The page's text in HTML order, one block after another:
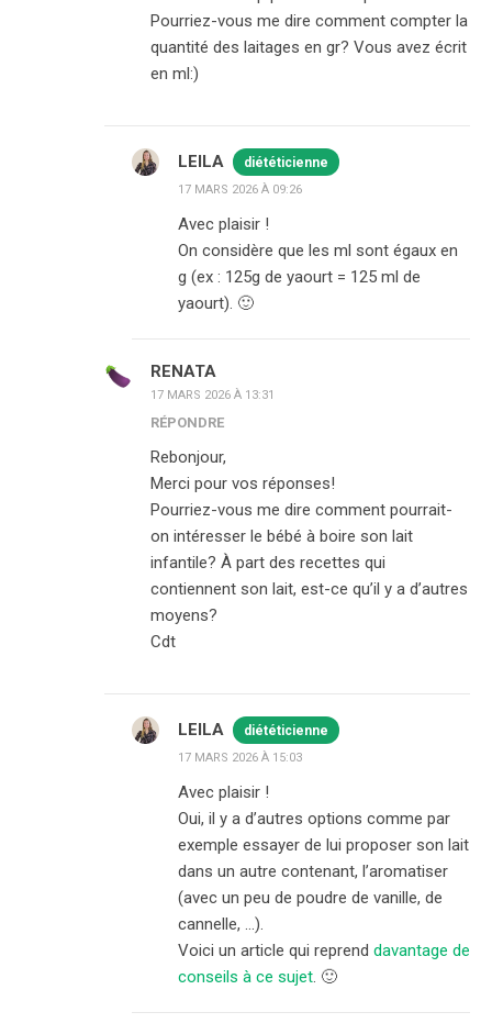
Pourriez-vous me dire comment compter la
quantité des laitages en gr? Vous avez écrit
en ml:)
LEILA diététicienne
17 MARS 2026 À 09:26
Avec plaisir !
On considère que les ml sont égaux en
g (ex : 125g de yaourt = 125 ml de
yaourt). 🙂
RENATA
17 MARS 2026 À 13:31
RÉPONDRE
Rebonjour,
Merci pour vos réponses!
Pourriez-vous me dire comment pourrait-
on intéresser le bébé à boire son lait
infantile? À part des recettes qui
contiennent son lait, est-ce qu’il y a d’autres
moyens?
Cdt
LEILA diététicienne
17 MARS 2026 À 15:03
Avec plaisir !
Oui, il y a d’autres options comme par
exemple essayer de lui proposer son lait
dans un autre contenant, l’aromatiser
(avec un peu de poudre de vanille, de
cannelle, …).
Voici un article qui reprend davantage de
conseils à ce sujet . 🙂